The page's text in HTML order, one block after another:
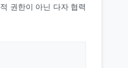
권한이 아닌 다자 협력